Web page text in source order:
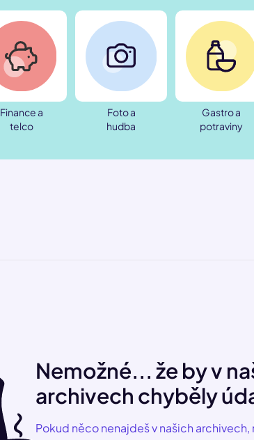
Finance a
telco
Foto a
hudba
Gastro a
potraviny
Nemožné... že by v
archivech chyběly
Pokud něco nenajdeš v našich archivech,